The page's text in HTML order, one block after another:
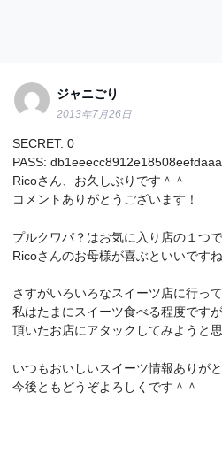
ジャニごり
2013年7月26日
SECRET: 0
PASS:
Ricoさん、お久しぶりです＾＾
コメントありがとうございます！
プルクワパ？はお気に入り店の１つ
Ricoさんのお母様が喜ぶといいです
さすがいろいろなスイーツ店に行っ
私はたまにスイーツ食べる程度です
頂いたお店にアタックしてみようと思
いつもおいしいスイーツ情報ありが
今後ともどうぞよろしくです＾＾